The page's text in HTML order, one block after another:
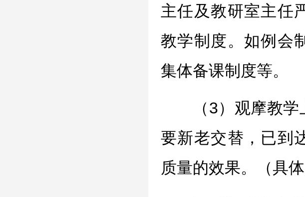
主任及教研室主任
教学制度。如例会
集体备课制度等。
（3）观摩教
要新老交替，已到
质量的效果。（具体